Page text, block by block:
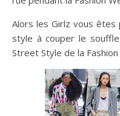
Alors les Girlz vous
style à couper le souffle
Street Style de la Fashion